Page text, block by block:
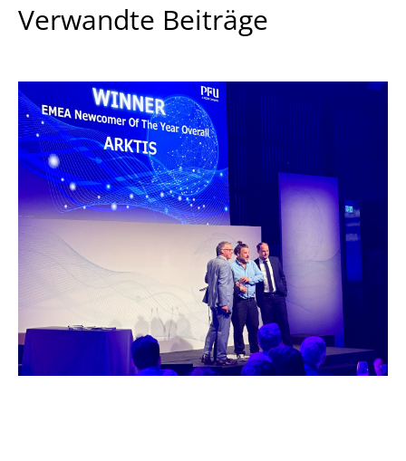
Verwandte Beiträge